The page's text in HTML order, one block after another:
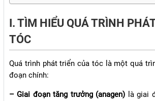
I. TÌM HIỂU QUÁ TRÌNH
TÓC
Quá trình phát triển của tóc là một quá
đoạn chính:
– Giai đoạn tăng trưởng (anagen) là giai